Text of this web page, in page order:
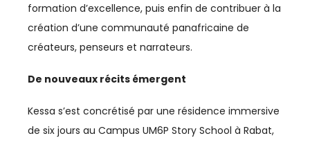
AÉRONAUTIQUE
AFRIQUE
ASSOCIATIONS
formation d’excellence, puis enfin de contribuer à la
création d’une communauté panafricaine de
créateurs, penseurs et narrateurs.
De nouveaux récits émergent
Kessa s’est concrétisé par une résidence immersive
de six jours au Campus UM6P Story School à Rabat,